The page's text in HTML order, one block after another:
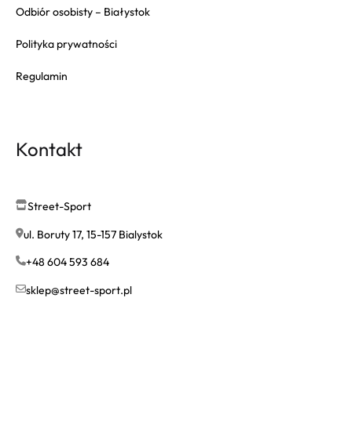
Odbiór osobisty – Białystok
Polityka prywatności
Regulamin
Kontakt
Street-Sport
ul. Boruty 17, 15-157 Bialystok
+48 604 593 684
sklep@street-sport.pl